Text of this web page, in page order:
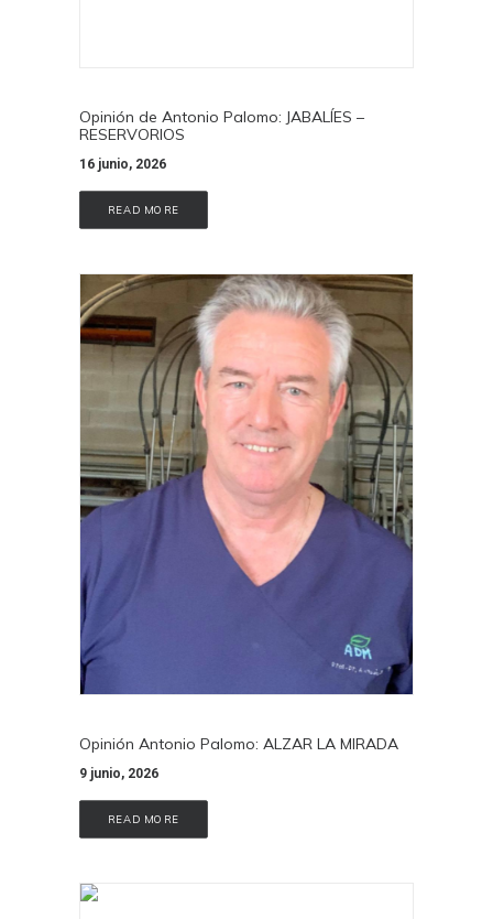
Opinión de Antonio Palomo: JABALÍES –
RESERVORIOS
16 junio, 2026
READ MORE
Opinión Antonio Palomo: ALZAR LA MIRADA
9 junio, 2026
READ MORE